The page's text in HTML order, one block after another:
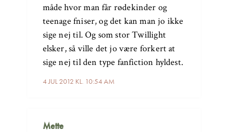
4 JUL 2012 KL. 10:54 AM
måde hvor man får rødekinder og
teenage fniser, og det kan man jo ikke
sige nej til. Og som stor Twillight
elsker, så ville det jo være forkert at
sige nej til den type fanfiction hyldest.
Mette